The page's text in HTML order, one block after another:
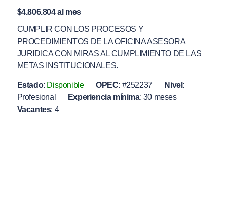
$4.806.804 al mes
CUMPLIR CON LOS PROCESOS Y
PROCEDIMIENTOS DE LA OFICINA ASESORA
JURIDICA CON MIRAS AL CUMPLIMIENTO DE LAS
METAS INSTITUCIONALES.
Estado: Disponible OPEC: #252237 Nivel :
Profesional
Experiencia mínima: 30 meses
Vacantes: 4